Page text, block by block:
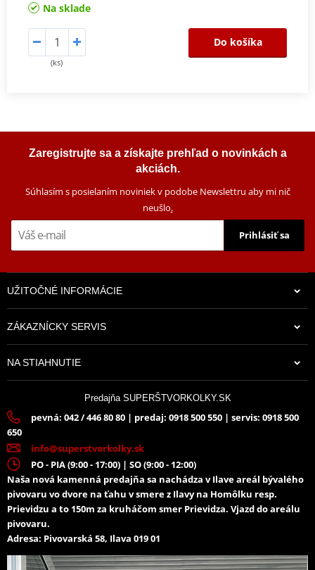
Na sklade
(ks)
Do košíka
Zaregistrujte sa a získajte prehľad o novinkách a
akciách.
Súhlasím s posielaním noviniek v podobe Newslettru aby mi nič
neušlo.
Prihlásiť sa
UŽITOČNÉ INFORMÁCIE
ZÁKAZNÍCKY SERVIS
NA STIAHNUTIE
Predajňa SUPERŠTVORKOLKY.SK
pevná: 042 / 446 80 80 | predaj: 0918 500 550 | servis: 0918 500
650
info@superstvorkolky.sk
PO - PIA (9:00 - 17:00) | SO (9:00 - 12:00)
Naša nová kamenná predajňa sa nachádza v Ilave areál bývalého
pivovaru vo dvore na ťahu v smere z Ilavy na Homôlku resp.
Prievidzu a to 150m za kruháčom smer Prievidza. Vjazd do areálu
pivovaru.
Adresa: Pivovarská 58, Ilava 019 01